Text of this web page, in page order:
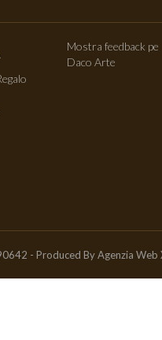
Mostra feedback pe
Daco Arte
- Produced ByAgenzia Web